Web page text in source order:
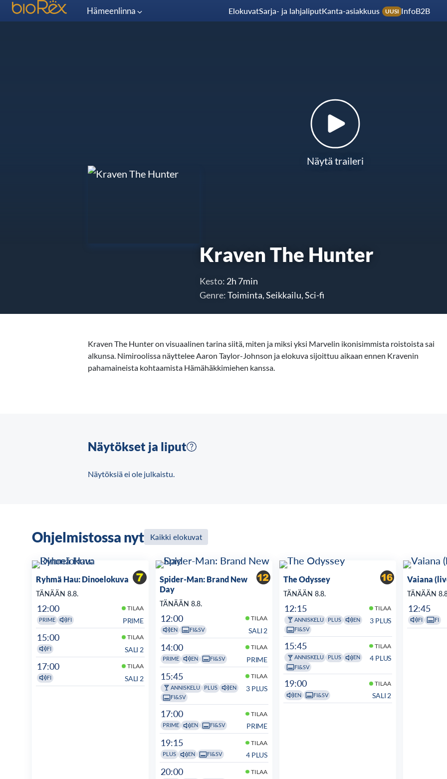
Hämeenlinna ElokuvatSarja- ja lahjaliputKanta-asiakkuus UUSI InfoB2B
Näytä traileri
Kraven The Hunter
Kesto: 2h 7min
Genre:Toiminta, Seikkailu, Sci-fi
Kraven The Hunter on visuaalinen tarina siitä, miten ja miksi yksi Marvelin ikonisimmista roistoista sai
alkunsa. Nimiroolissa näyttelee Aaron Taylor-Johnson ja elokuva sijoittuu aikaan ennen Kravenin
pahamaineista kohtaamista Hämähäkkimiehen kanssa.
Näytökset ja liput
Näytöksiä ei ole julkaistu.
Ohjelmistossa nyt Kaikki elokuvat
Ryhmä Hau: Dinoelokuva
TÄNÄÄN 8.8.
12:00 TILAA
PRIME FI PRIME
15:00 TILAA
FI SALI 2
17:00 TILAA
FI SALI 2
Spider-Man: Brand New
Day
TÄNÄÄN 8.8.
12:00 TILAA
EN FI&SV SALI 2
14:00 TILAA
PRIME EN FI&SV PRIME
15:45 TILAA
ANNISKELU PLUS
EN
FI&SV
3 PLUS
17:00 TILAA
PRIME EN FI&SV PRIME
19:15 TILAA
PLUS EN FI&SV 4 PLUS
20:00 TILAA
The Odyssey
TÄNÄÄN 8.8.
12:15 TILAA
ANNISKELU PLUS
EN
FI&SV
3 PLUS
15:45 TILAA
ANNISKELU PLUS
EN
FI&SV
4 PLUS
19:00 TILAA
EN FI&SV SALI 2
Vaiana
TÄNÄÄN
12:45
FI FI